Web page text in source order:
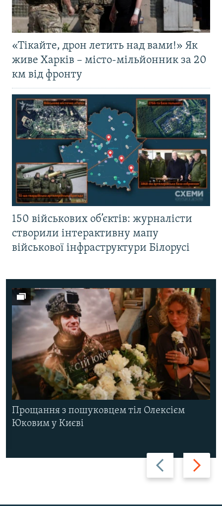
«Тікайте, дрон летить над вами!» Як
живе Харків – місто-мільйонник за 20
км від фронту
150 військових об’єктів: журналісти
створили інтерактивну мапу
військової інфраструктури Білорусі
Назад Вперед
Прощання з пошуковцем тіл Олексієм
Юковим у Києві